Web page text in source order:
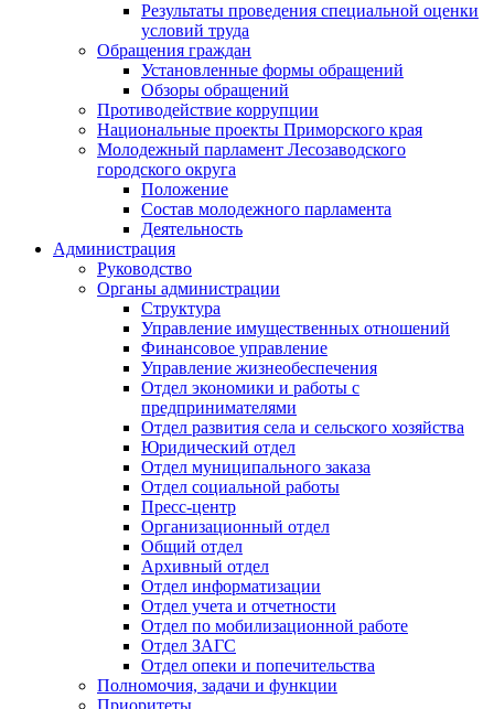
Результаты проведения специальной оценки
условий труда
Обращения граждан
Установленные формы обращений
Обзоры обращений
Противодействие коррупции
Национальные проекты Приморского края
Молодежный парламент Лесозаводского
городского округа
Положение
Состав молодежного парламента
Деятельность
Администрация
Руководство
Органы администрации
Структура
Управление имущественных отношений
Финансовое управление
Управление жизнеобеспечения
Отдел экономики и работы с
предпринимателями
Отдел развития села и сельского хозяйства
Юридический отдел
Отдел муниципального заказа
Отдел социальной работы
Пресс-центр
Организационный отдел
Общий отдел
Архивный отдел
Отдел информатизации
Отдел учета и отчетности
Отдел по мобилизационной работе
Отдел ЗАГС
Отдел опеки и попечительства
Полномочия, задачи и функции